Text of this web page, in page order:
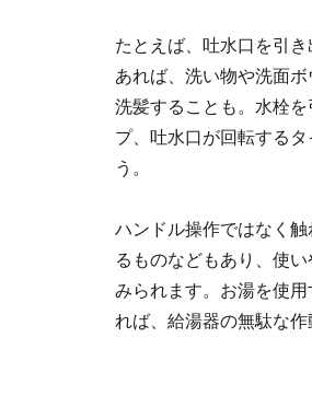
たとえば、吐水口を引
あれば、洗い物や洗面
洗髪することも。水栓
プ、吐水口が回転する
う。
ハンドル操作ではなく
るものなどもあり、使
みられます。お湯を使
れば、給湯器の無駄な